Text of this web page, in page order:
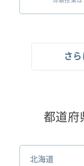
さ
都道府
北海道